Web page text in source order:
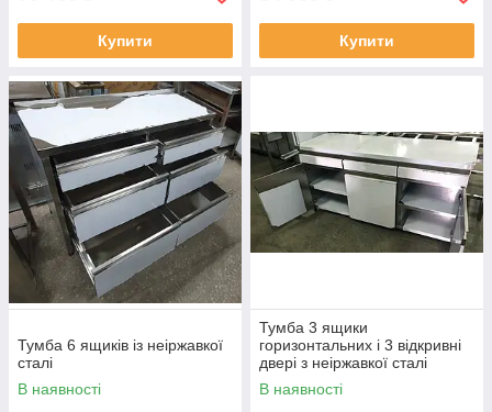
Купити Купити
Тумба 6 ящиків із неіржавкої
сталі
В наявності
Тумба 3 ящики
горизонтальних і 3 відкривні
двері з неіржавкої сталі
В наявності